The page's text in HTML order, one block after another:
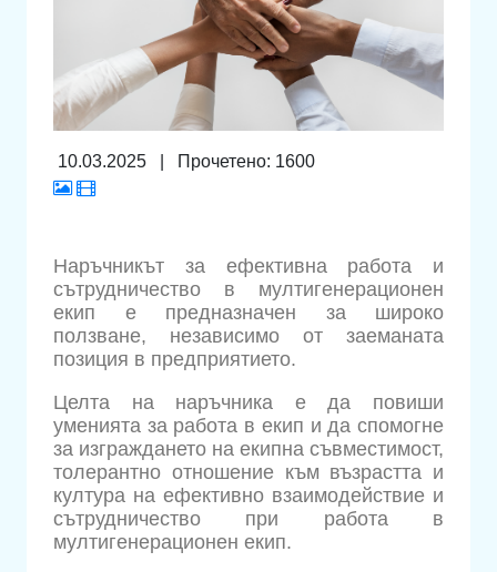
10.03.2025 Прочетено: 1600
Наръчникът за ефективна работа и
сътрудничество в мултигенерационен
екип е предназначен за широко
ползване, независимо от заеманата
позиция в предприятието.
Целта на наръчника е да повиши
уменията за работа в екип и да спомогне
за изграждането на екипна съвместимост,
толерантно отношение към възрастта и
култура на ефективно взаимодействие и
сътрудничество при работа в
мултигенерационен екип.